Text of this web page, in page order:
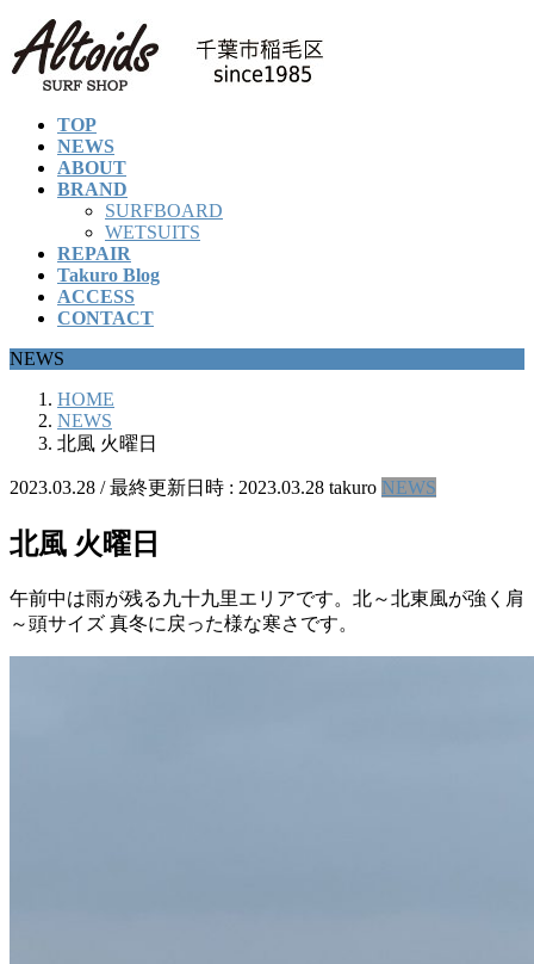
ン
テ
ビ
ゲ
TOP
NEWS
ABOUT
BRAND
SURFBOARD
WETSUITS
REPAIR
Takuro Blog
ACCESS
CONTACT
NEWS
HOME
NEWS
北風 火曜日
2023.03.28 / 最終更新日時 : 2023.03.28 takuro NEWS
北風 火曜日
午前中は雨が残る九十九里エリアです。北～北東風が強く肩
～頭サイズ 真冬に戻った様な寒さです。